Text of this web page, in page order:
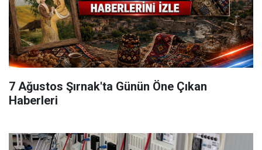
7 Ağustos Şırnak'ta Günün Öne Çıkan
Haberleri